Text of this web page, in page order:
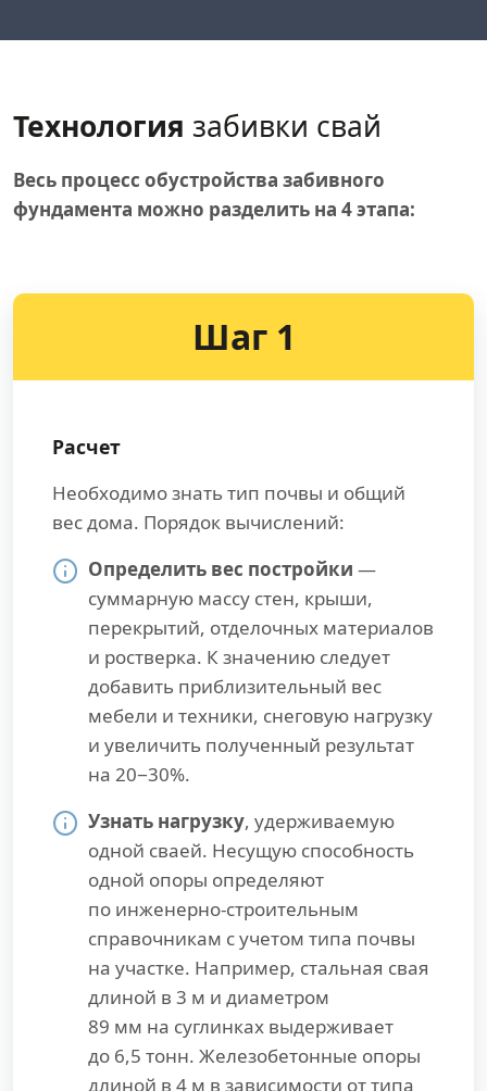
Технология забивки свай
Весь процесс обустройства забивного
фундамента можно разделить на 4 этапа:
Шаг 1
Расчет
Необходимо знать тип почвы и общий
вес дома. Порядок вычислений:
Определить вес постройки —
суммарную массу стен, крыши,
перекрытий, отделочных материалов
и ростверка. К значению следует
добавить приблизительный вес
мебели и техники, снеговую нагрузку
и увеличить полученный результат
на 20−30%.
Узнать нагрузку, удерживаемую
одной сваей. Несущую способность
одной опоры определяют
по инженерно-строительным
справочникам с учетом типа почвы
на участке. Например, стальная свая
длиной в 3 м и диаметром
89 мм на суглинках выдерживает
до 6,5 тонн. Железобетонные опоры
длиной в 4 м в зависимости от типа